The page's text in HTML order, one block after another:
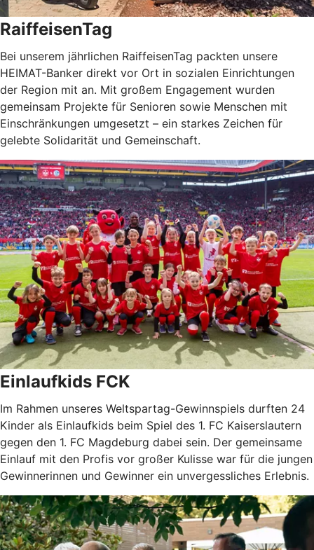
RaiffeisenTag
Bei unserem jährlichen RaiffeisenTag packten unsere
HEIMAT-Banker direkt vor Ort in sozialen Einrichtungen
der Region mit an. Mit großem Engagement wurden
gemeinsam Projekte für Senioren sowie Menschen mit
Einschränkungen umgesetzt – ein starkes Zeichen für
gelebte Solidarität und Gemeinschaft.
Einlaufkids FCK
Im Rahmen unseres Weltspartag-Gewinnspiels durften 24
Kinder als Einlaufkids beim Spiel des 1. FC Kaiserslautern
gegen den 1. FC Magdeburg dabei sein. Der gemeinsame
Einlauf mit den Profis vor großer Kulisse war für die jungen
Gewinnerinnen und Gewinner ein unvergessliches Erlebnis.